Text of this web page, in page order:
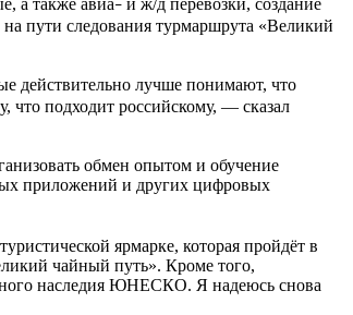
–
пути следования турмаршрута «Великий
действительно лучше понимают, что
что подходит российскому, — сказал
обмен опытом и обучение
приложений и других цифровых
ярмарке, которая пройдёт в
чайный путь». Кроме того,
наследия ЮНЕСКО. Я надеюсь снова